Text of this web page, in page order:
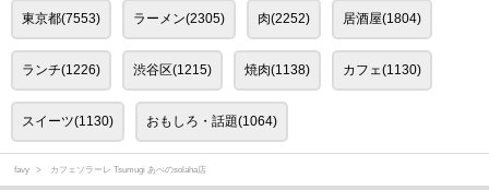
東京都(7553) ラーメン(2305) 肉(2252) 居酒屋(1804)
ランチ(1226) 渋谷区(1215) 焼肉(1138) カフェ(1130)
スイーツ(1130) おもしろ・話題(1064)
favy カフェソラーレ Tsumugi あべのsolaha店